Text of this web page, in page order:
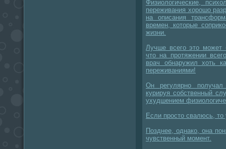
Физиологические,
переживания хорошо
на описания
времен, которые
жизни.
Лучше всего это может
что на протяжении
врач обнаружил хоть
переживаниями!
Он регулярно получал
курируя собственный
ухудшением
Если просто свалюсь, то
Позднее, однако, она
чувственный момент.